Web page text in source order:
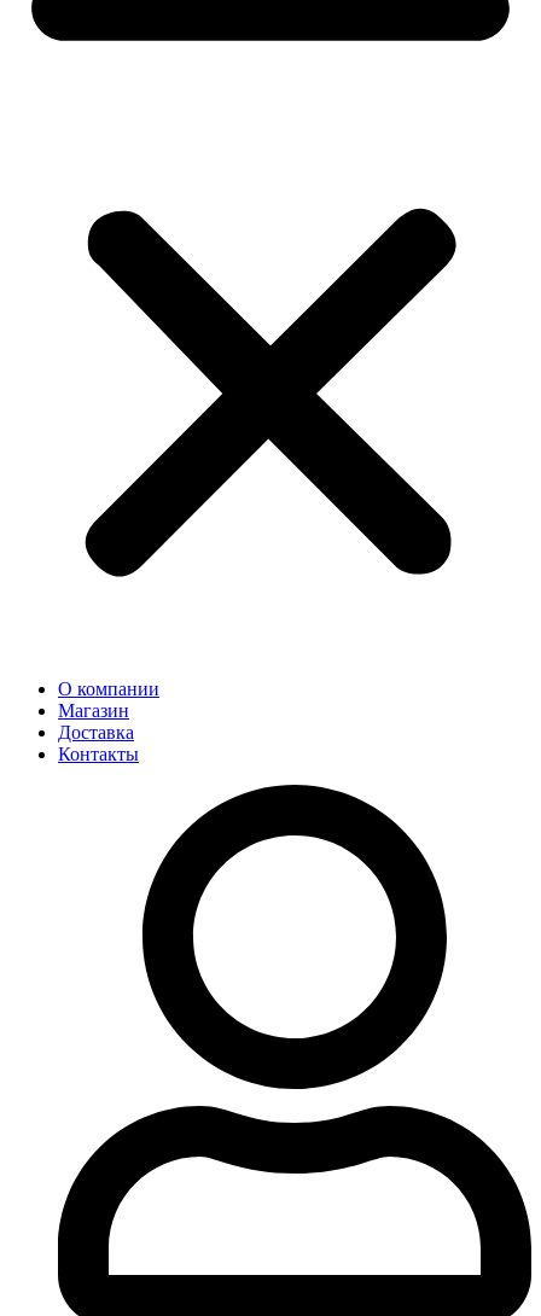
О компании
Магазин
Доставка
Контакты